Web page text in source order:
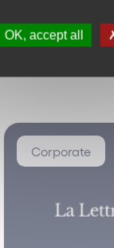
Corporate
OK, accept all